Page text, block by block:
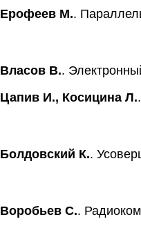
Ерофеев М..
Власов В..
Цапив И., Косицина Л.
Болдовский К..
Воробьев С..